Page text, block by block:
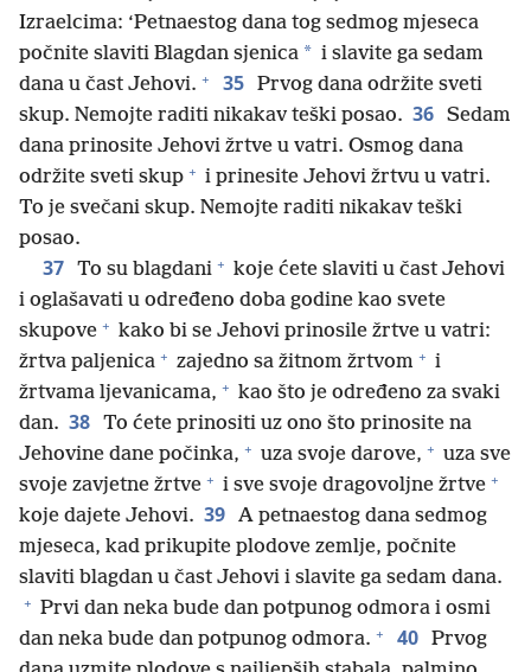
Izraelcima: ‘Petnaestog dana tog sedmog mjeseca
počnite slaviti Blagdan sjenica * i slavite ga sedam
dana u čast Jehovi. + 35 Prvog dana održite sveti
skup. Nemojte raditi nikakav teški posao. 36 Sedam
dana prinosite Jehovi žrtve u vatri. Osmog dana
održite sveti skup + i prinesite Jehovi žrtvu u vatri.
To je svečani skup. Nemojte raditi nikakav teški
posao.
37 To su blagdani + koje ćete slaviti u čast Jehovi
i oglašavati u određeno doba godine kao svete
skupove + kako bi se Jehovi prinosile žrtve u vatri:
žrtva paljenica + zajedno sa žitnom žrtvom + i
žrtvama ljevanicama, + kao što je određeno za svaki
dan. 38 To ćete prinositi uz ono što prinosite na
Jehovine dane počinka, + uza svoje darove, + uza sve
svoje zavjetne žrtve + i sve svoje dragovoljne žrtve +
koje dajete Jehovi. 39 A petnaestog dana sedmog
mjeseca, kad prikupite plodove zemlje, počnite
slaviti blagdan u čast Jehovi i slavite ga sedam dana.
+ Prvi dan neka bude dan potpunog odmora i osmi
dan neka bude dan potpunog odmora. + 40 Prvog